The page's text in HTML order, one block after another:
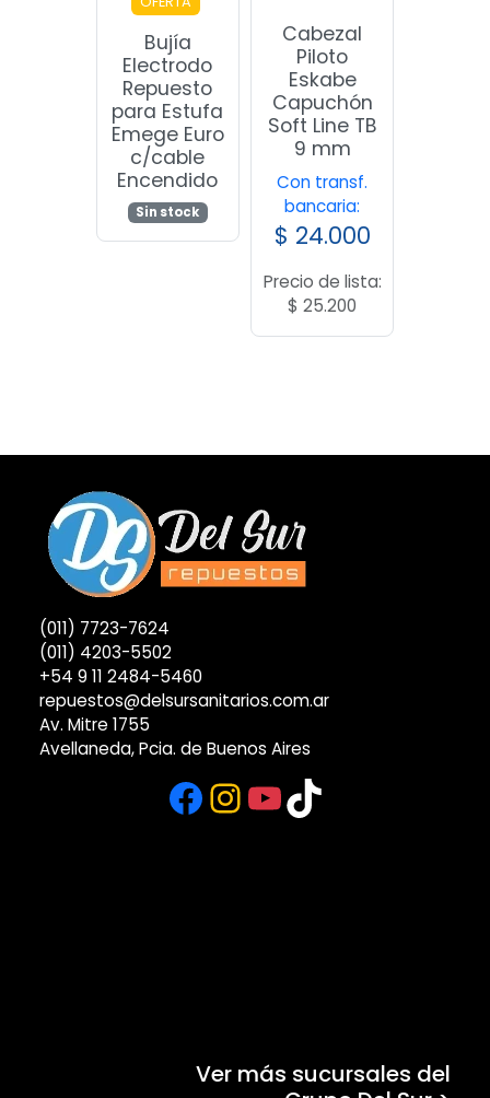
Bujía
Electrodo
Repuesto
para Estufa
Emege Euro
c/cable
Encendido
Sin stock
Cabezal
Piloto
Eskabe
Capuchón
Soft Line TB
9 mm
Con transf.
bancaria:
$ 24.000
Precio de lista:
$ 25.200
(011) 7723-7624
(011) 4203-5502
+54 9 11 2484-5460
repuestos@delsursanitarios.com.ar
Av. Mitre 1755
Avellaneda, Pcia. de Buenos Aires
Facebook
Instagram
YouTube
TikTok
Ver más sucursales del